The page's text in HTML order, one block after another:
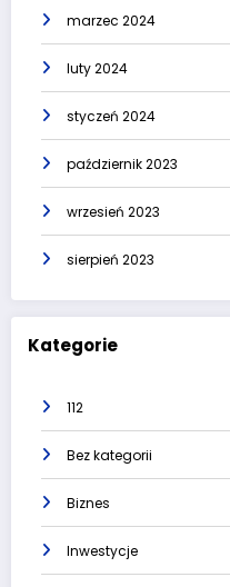
marzec 2024
luty 2024
styczeń 2024
październik 2023
wrzesień 2023
sierpień 2023
Kategorie
112
Bez kategorii
Biznes
Inwestycje